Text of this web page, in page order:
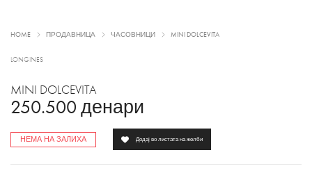
HOME ПРОДАВНИЦА ЧАСОВНИЦИ MINI DOLCEVITA
LONGINES
MINI DOLCEVITA
250.500 денари
НЕМА НА ЗАЛИХА Додај во листата на желби